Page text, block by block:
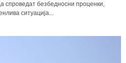
спроведат безбедносни проценки,
ситуација...